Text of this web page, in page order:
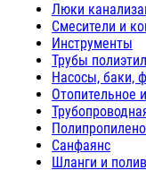
Люки
Cмесители и
Инструменты
Трубы
Насосы, баки,
Отопительное
Санфаянс
Шланги и